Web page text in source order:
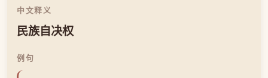
中文释义
民族自决权
例句